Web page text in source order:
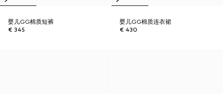
婴儿GG棉质短裤
€ 345
婴儿GG棉质连衣裙
€ 430